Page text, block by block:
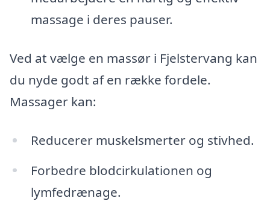
massage i deres pauser.
Ved at vælge en massør i Fjelstervang kan
du nyde godt af en række fordele.
Massager kan:
Reducerer muskelsmerter og stivhed.
Forbedre blodcirkulationen og
lymfedrænage.